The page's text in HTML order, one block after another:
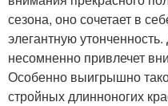
сезона, оно сочетает в
элегантную
несомненно привлечет
Особенно выигрышно
стройных длинноногих